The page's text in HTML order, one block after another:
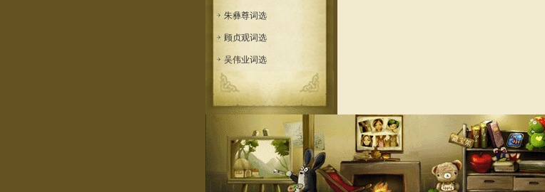
朱彝尊词选
顾贞观词选
吴伟业词选